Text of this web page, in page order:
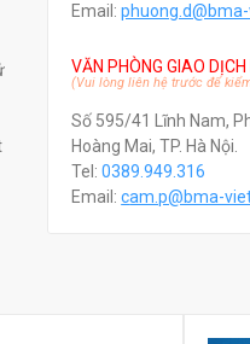
Email:
VĂN PHÒNG GIAO DỊCH
(Vui lòng liên hệ trước để
Số 595/41 Lĩnh Nam,
Hoàng Mai, TP. Hà Nội.
Tel:0389.949.316
Email:cam.p@bma-